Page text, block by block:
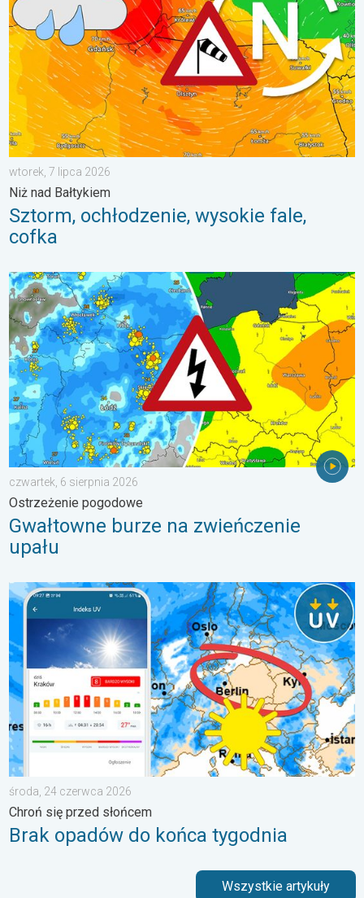
wtorek, 7 lipca 2026
Niż nad Bałtykiem
Sztorm, ochłodzenie, wysokie fale,
cofka
Gwałtowne burze na zwieńczenie upału. Ostrzeżenie
czwartek, 6 sierpnia 2026
Ostrzeżenie pogodowe
Gwałtowne burze na zwieńczenie
upału
Brak opadów do końca tygodnia. Chroń się przed słońcem. .
środa, 24 czerwca 2026
Chroń się przed słońcem
Brak opadów do końca tygodnia
Wszystkie artykuły